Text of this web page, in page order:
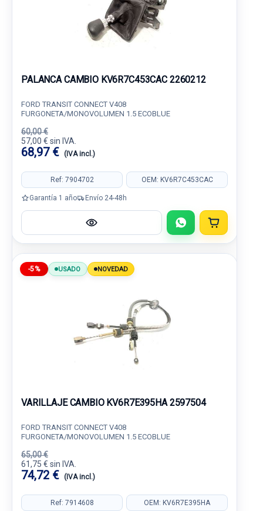
PALANCA CAMBIO KV6R7C453CAC 2260212
FORD TRANSIT CONNECT V408
FURGONETA/MONOVOLUMEN 1.5 ECOBLUE
60,00 €
57,00 € sin IVA.
68,97 € (IVA incl.)
Ref: 7904702 OEM: KV6R7C453CAC
Garantía 1 año Envío 24-48h
-5% USADO NOVEDAD
VARILLAJE CAMBIO KV6R7E395HA 2597504
FORD TRANSIT CONNECT V408
FURGONETA/MONOVOLUMEN 1.5 ECOBLUE
65,00 €
61,75 € sin IVA.
74,72 € (IVA incl.)
Ref: 7914608 OEM: KV6R7E395HA